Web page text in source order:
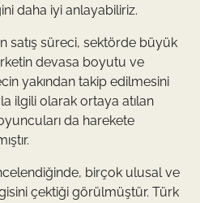
daha iyi anlayabiliriz.
satış süreci, sektörde büyük
devasa boyutu ve
yakından takip edilmesini
ilgili olarak ortaya atılan
da harekete
birçok ulusal ve
çektiği görülmüştür. Türk